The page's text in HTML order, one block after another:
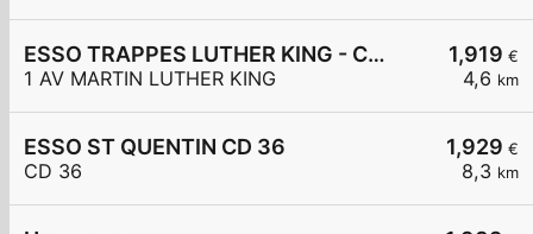
1,919 €
4,6 km
ESSO TRAPPES LUTHER KING - CARREFOUR EXPRESS
1 AV MARTIN LUTHER KING
1,929 €
8,3 km
ESSO ST QUENTIN CD 36
CD 36